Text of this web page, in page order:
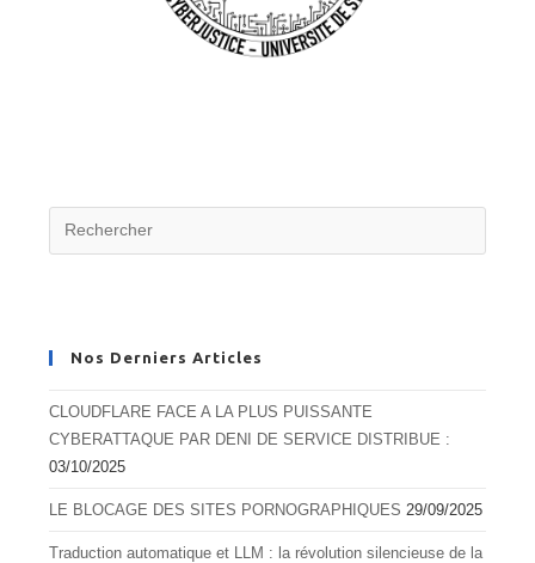
Nos Derniers Articles
CLOUDFLARE FACE A LA PLUS PUISSANTE
CYBERATTAQUE PAR DENI DE SERVICE DISTRIBUE :
03/10/2025
LE BLOCAGE DES SITES PORNOGRAPHIQUES 29/09/2025
Traduction automatique et LLM : la révolution silencieuse de la